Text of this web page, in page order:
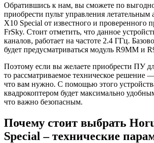
Обратившись к нам, вы сможете по
приобрести пульт управления летательным
X10 Special от известного и проверенного
FrSky. Стоит отметить, что данное
каналов, работает на частоте 2.4 ГГц.
будет предусматриваться модуль R9MM и
Поэтому если вы желаете приобрести ПУ
то рассматриваемое техническое решение
что вам нужно. С помощью этого
квадрокоптером будет максимально
что важно безопасным.
Почему стоит выбрать
Special – технические